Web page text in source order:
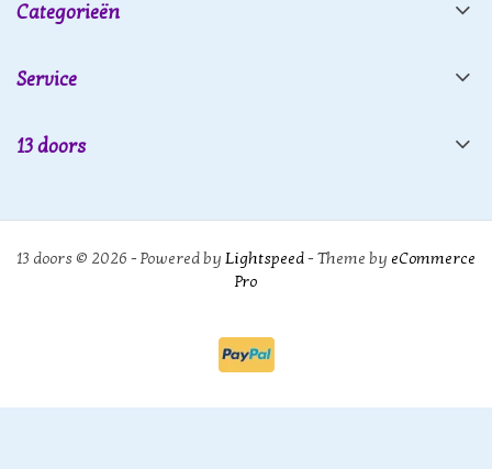
Categorieën
Service
13 doors
13 doors © 2026 - Powered by Lightspeed- Theme by eCommerce
Pro